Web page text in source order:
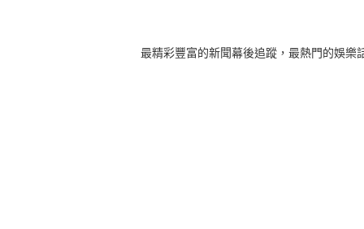
最精彩豐富的新聞幕後追蹤，最熱門的娛樂